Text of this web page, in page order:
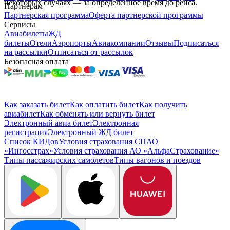
некоторых случаях — за определённое время до рейса.
Партнёрам
Партнерская программаОферта партнерской программы
Сервисы
АвиабилетыЖД
билетыОтелиАэропортыАвиакомпанииОтзывыПодписаться
на рассылкиОтписаться от рассылок
Безопасная оплата
Как заказать билетКак оплатить билетКак получить
авиабилетКак обменять или вернуть билет
Электронный авиа билетЭлектронная
регистрацияЭлектронный ЖД билет
Список КИДовУсловия страхования СПАО
«Ингосстрах»Условия страхования АО «АльфаСтрахование»
Типы пассажирских самолетовТипы вагонов и поездов